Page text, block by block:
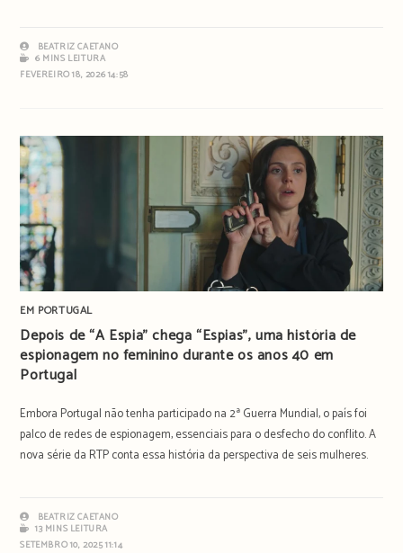
BEATRIZ CAETANO
6 MINS LEITURA
FEVEREIRO 18, 2026 14:58
EM PORTUGAL
Depois de “A Espia” chega “Espias”, uma história de
espionagem no feminino durante os anos 40 em
Portugal
Embora Portugal não tenha participado na 2ª Guerra Mundial, o país foi
palco de redes de espionagem, essenciais para o desfecho do conflito. A
nova série da RTP conta essa história da perspectiva de seis mulheres.
BEATRIZ CAETANO
13 MINS LEITURA
SETEMBRO 10, 2025 11:14